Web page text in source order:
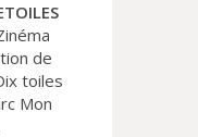
de
toiles
Mon